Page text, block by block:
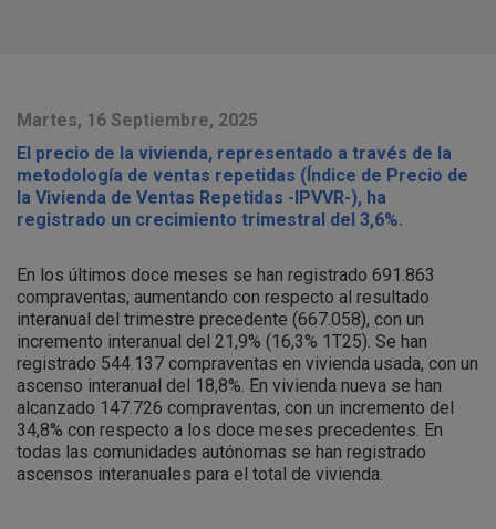
Martes, 16 Septiembre, 2025
El precio de la vivienda, representado a través de la
metodología de ventas repetidas (Índice de Precio de
la Vivienda de Ventas Repetidas -IPVVR-), ha
registrado un crecimiento trimestral del 3,6%.
En los últimos doce meses se han registrado 691.863
compraventas, aumentando con respecto al resultado
interanual del trimestre precedente (667.058), con un
incremento interanual del 21,9% (16,3% 1T25). Se han
registrado 544.137 compraventas en vivienda usada, con un
ascenso interanual del 18,8%. En vivienda nueva se han
alcanzado 147.726 compraventas, con un incremento del
34,8% con respecto a los doce meses precedentes. En
todas las comunidades autónomas se han registrado
ascensos interanuales para el total de vivienda.